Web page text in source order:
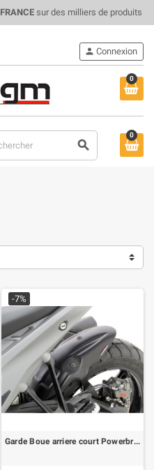
FRANCEsur des milliers de produits
0
search
person Connexion
0
-7%
Garde Boue arriere court Powerbronze pour BMW R 1300 GS 2024-